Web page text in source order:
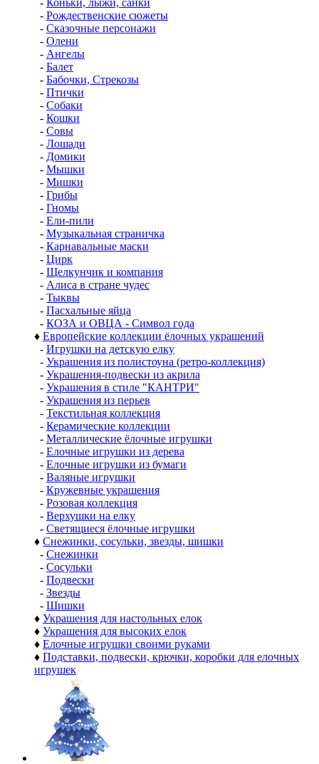
- Коньки, лыжи, санки
- Рождественские сюжеты
- Сказочные персонажи
- Олени
- Ангелы
- Балет
- Бабочки, Стрекозы
- Птички
- Собаки
- Кошки
- Совы
- Лошади
- Домики
- Мышки
- Мишки
- Грибы
- Гномы
- Ели-пили
- Музыкальная страничка
- Карнавальные маски
- Цирк
- Щелкунчик и компания
- Алиса в стране чудес
- Тыквы
- Пасхальные яйца
- КОЗА и ОВЦА - Символ года
♦ Европейские коллекции ёлочных украшений
- Игрушки на детскую елку
- Украшения из полистоуна (ретро-коллекция)
- Украшения-подвески из акрила
- Украшения в стиле "КАНТРИ"
- Украшения из перьев
- Текстильная коллекция
- Керамические коллекции
- Металлические ёлочные игрушки
- Елочные игрушки из дерева
- Елочные игрушки из бумаги
- Валяные игрушки
- Кружевные украшения
- Розовая коллекция
- Верхушки на елку
- Светящиеся ёлочные игрушки
♦ Снежинки, сосульки, звезды, шишки
- Снежинки
- Сосульки
- Подвески
- Звезды
- Шишки
♦ Украшения для настольных елок
♦ Украшения для высоких елок
♦ Елочные игрушки своими руками
♦ Подставки, подвески, крючки, коробки для елочных
игрушек